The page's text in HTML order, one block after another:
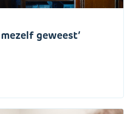
geweest’